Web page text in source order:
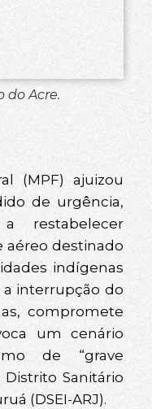
do Acre.
(MPF) ajuizou
de urgência,
restabelecer
destinado
indígenas
a interrupção do
compromete
um cenário
de “grave
Distrito Sanitário
(DSEI-ARJ).